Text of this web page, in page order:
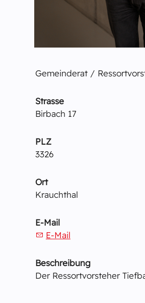
Gemeinderat /
Strasse
Birbach 17
PLZ
3326
Ort
Krauchthal
E-Mail
E-Mail
Beschreibung
Der Ressortvorsteher